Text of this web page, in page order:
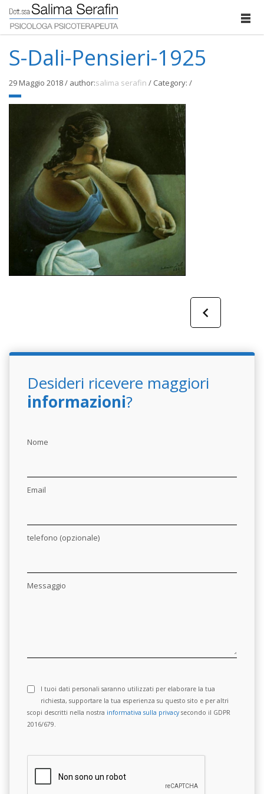
S-Dali-Pensieri-1925
29 Maggio 2018/ author:salima serafin / Category: /
Desideri ricevere maggiori
informazioni?
Nome
Email
telefono (opzionale)
Messaggio
I tuoi dati personali saranno utilizzati per elaborare la tua
richiesta, supportare la tua esperienza su questo sito e per altri
scopi descritti nella nostra informativa sulla privacy secondo il GDPR
2016/679.